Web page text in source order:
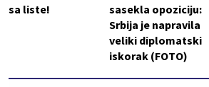
sa liste!
sasekla opoziciju:
Srbija je napravila
veliki diplomatski
iskorak (FOTO)